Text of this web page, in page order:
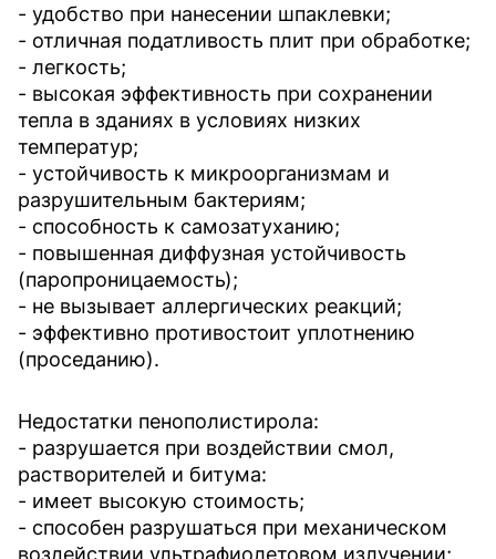
- удобство при нанесении шпаклевки;
- отличная податливость плит при обработке;
- легкость;
- высокая эффективность при сохранении
тепла в зданиях в условиях низких
температур;
- устойчивость к микроорганизмам и
разрушительным бактериям;
- способность к самозатуханию;
- повышенная диффузная устойчивость
(паропроницаемость);
- не вызывает аллергических реакций;
- эффективно противостоит уплотнению
(проседанию).
Недостатки пенополистирола:
- разрушается при воздействии смол,
растворителей и битума:
- имеет высокую стоимость;
- способен разрушаться при механическом
воздействии ультрафиолетовом излучении;